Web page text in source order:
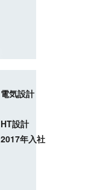
電気設計
HT設計
2017年入社